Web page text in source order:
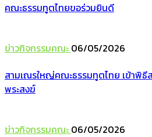
คณะธรรมทูตไทยขอร่วมยินดี
ข่าวกิจกรรมคณะ 06/05/2026
สามเณรใหญ่คณะธรรมทูตไทย เข้าพิธี
พระสงฆ์
ข่าวกิจกรรมคณะ 06/05/2026